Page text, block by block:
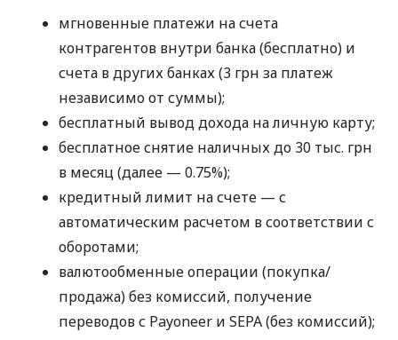
мгновенные платежи на счета
контрагентов внутри банка (бесплатно) и
счета в других банках (3 грн за платеж
независимо от суммы);
бесплатный вывод дохода на личную карту;
бесплатное снятие наличных до 30 тыс. грн
в месяц (далее — 0.75%);
кредитный лимит на счете — с
автоматическим расчетом в соответствии с
оборотами;
валютообменные операции (покупка/
продажа) без комиссий, получение
переводов с Payoneer и SEPA (без комиссий);